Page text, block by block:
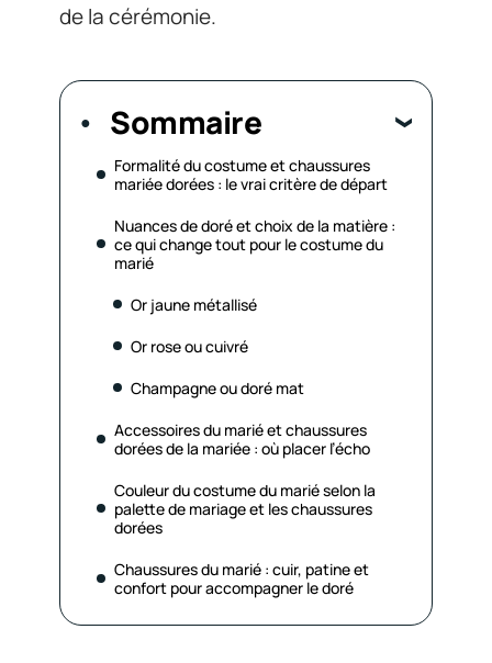
de la cérémonie.
Sommaire
Formalité du costume et chaussures
mariée dorées : le vrai critère de départ
Nuances de doré et choix de la matière :
ce qui change tout pour le costume du
marié
Or jaune métallisé
Or rose ou cuivré
Champagne ou doré mat
Accessoires du marié et chaussures
dorées de la mariée : où placer l’écho
Couleur du costume du marié selon la
palette de mariage et les chaussures
dorées
Chaussures du marié : cuir, patine et
confort pour accompagner le doré